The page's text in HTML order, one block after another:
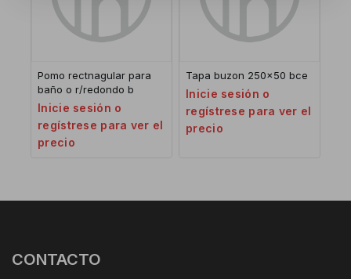
Pomo rectnagular para
baño o r/redondo b
Inicie sesión o
regístrese para ver el
precio
Tapa buzon 250×50 bce
Inicie sesión o
regístrese para ver el
precio
CONTACTO